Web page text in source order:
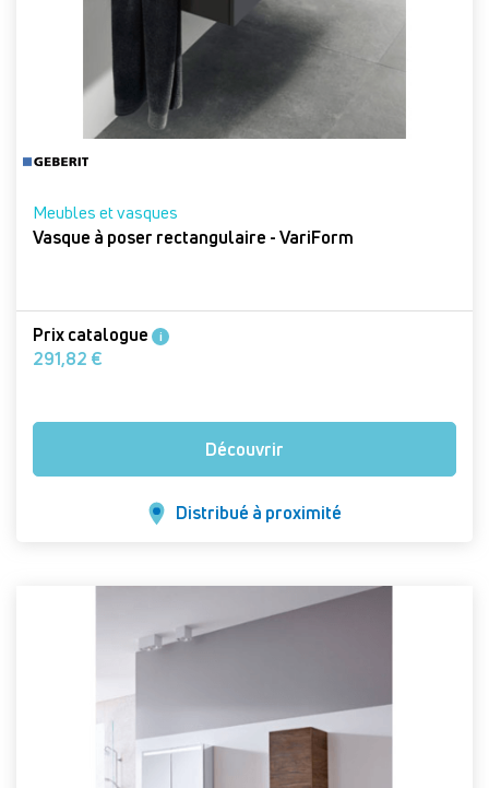
Meubles et vasques
Vasque à poser rectangulaire - VariForm
Prix catalogue i
291,82 €
Découvrir
Distribué à proximité